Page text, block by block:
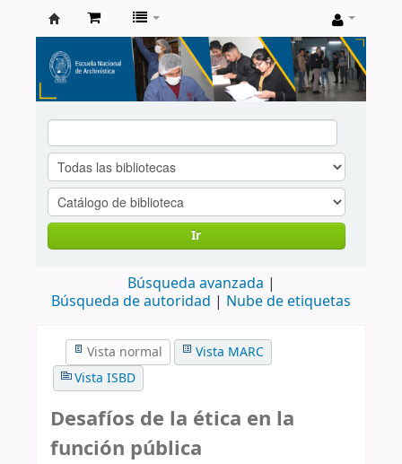
Catálogo
de
Biblioteca
ENA
Ir
Búsqueda avanzada
Búsqueda de autoridad
Nube de etiquetas
Vista normal
Vista MARC
Vista ISBD
Desafíos de la ética en la
función pública